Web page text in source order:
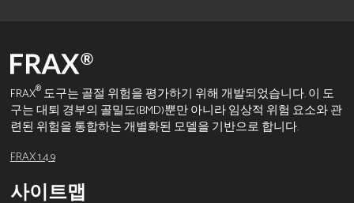
FRAX®도구는 골절 위험을 평가하기 위해 개발되었습니다. 이 도
구는 대퇴 경부의 골밀도(BMD)뿐만 아니라 임상적 위험 요소와 관
련된 위험을 통합하는 개별화된 모델을 기반으로 합니다.
FRAX 1.4.9
사이트맵